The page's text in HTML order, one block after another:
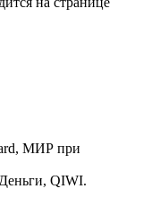
МИР при
QIWI.